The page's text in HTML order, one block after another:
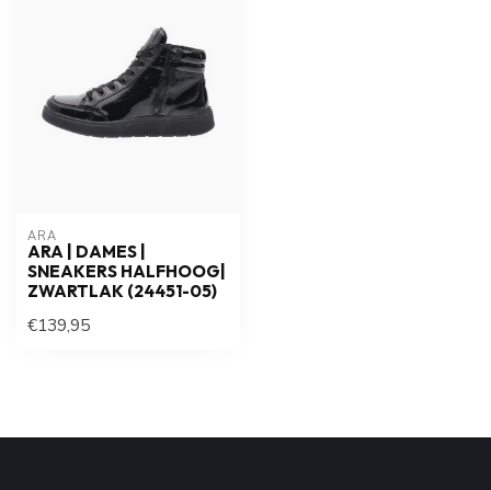
ARA
ARA | DAMES |
SNEAKERS HALFHOOG|
ZWARTLAK (24451-05)
€139,95